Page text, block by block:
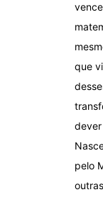
que
dever
pelo